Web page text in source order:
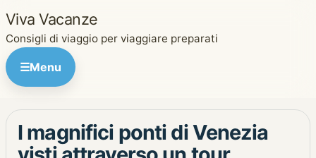
Viva Vacanze
Consigli di viaggio per viaggiare preparati
☰Menu
I magnifici ponti di Venezia